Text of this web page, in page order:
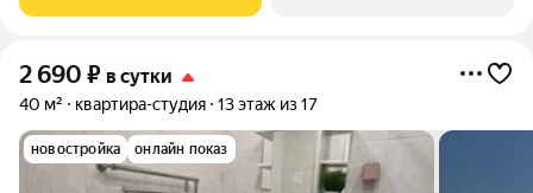
2 690 ₽ в сутки
40 м² квартира-студия 13 этаж из 17
новостройка онлайн показ